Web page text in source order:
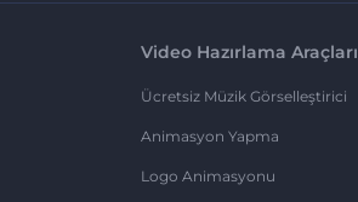
Video Hazırlama Araçları
Ücretsiz Müzik Görselleştirici
Animasyon Yapma
Logo Animasyonu